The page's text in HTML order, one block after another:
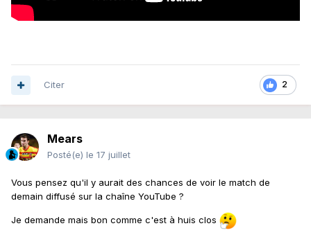
2
Citer
Mears
Posté(e) le 17 juillet
Vous pensez qu'il y aurait des chances de voir le match de
demain diffusé sur la chaîne YouTube ?
Je demande mais bon comme c'est à huis clos